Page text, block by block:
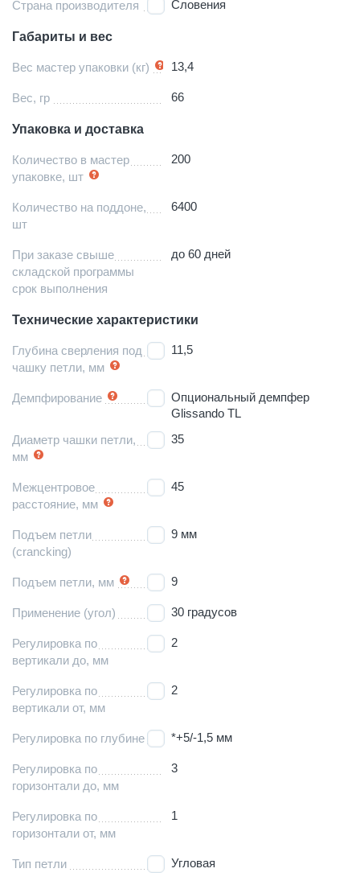
Страна производителя Словения
Габариты и вес
Вес мастер упаковки (кг) 13,4
Вес, гр 66
Упаковка и доставка
Количество в мастер
упаковке, шт
200
Количество на поддоне,
шт
6400
При заказе свыше
складской программы
срок выполнения
до 60 дней
Технические характеристики
Глубина сверления под
чашку петли, мм
11,5
Демпфирование
Опциональный демпфер
Glissando TL
Диаметр чашки петли,
мм
35
Межцентровое
расстояние, мм
45
Подъем петли
(crancking)
9 мм
Подъем петли, мм 9
Применение (угол) 30 градусов
Регулировка по
вертикали до, мм
2
Регулировка по
вертикали от, мм
2
Регулировка по глубине *+5/-1,5 мм
Регулировка по
горизонтали до, мм
3
Регулировка по
горизонтали от, мм
1
Тип петли Угловая